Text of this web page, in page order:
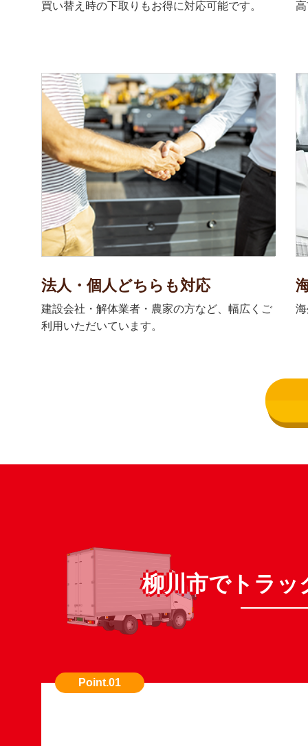
買い替え時の下取りもお得に対応可能です。
法人・個人どちらも対応
建設会社・解体業者・農家の方など、幅広くご
利用いただいています。
柳川市でトラッ